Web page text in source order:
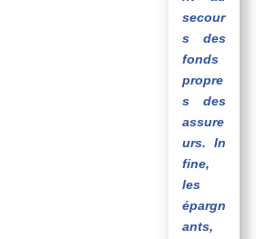
secour
s des
fonds
propre
s des
assure
urs. In
fine,
les
épargn
ants,